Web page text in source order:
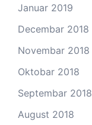
Januar 2019
Decembar 2018
Novembar 2018
Oktobar 2018
Septembar 2018
August 2018